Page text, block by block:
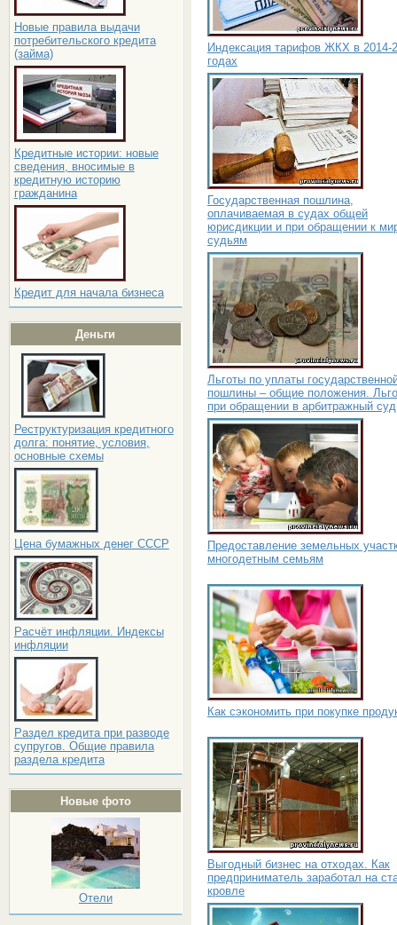
Новые правила выдачи
потребительского кредита
(займа)
Кредитные истории: новые
сведения, вносимые в
кредитную историю
гражданина
Кредит для начала бизнеса
Деньги
Реструктуризация кредитного
долга: понятие, условия,
основные схемы
Цена бумажных денег СССР
Расчёт инфляции. Индексы
инфляции
Раздел кредита при разводе
супругов. Общие правила
раздела кредита
Новые фото
Отели
Индексация тарифов ЖКХ в 2014-
годах
Государственная пошлина,
оплачиваемая в судах общей
юрисдикции и при обращении к
судьям
Льготы по уплаты
пошлины – общие положения.
при обращении в арбитражный суд
Предоставление земельных
многодетным семьям
Как сэкономить при покупке
Выгодный бизнес на отходах. Как
предприниматель заработал на
кровле